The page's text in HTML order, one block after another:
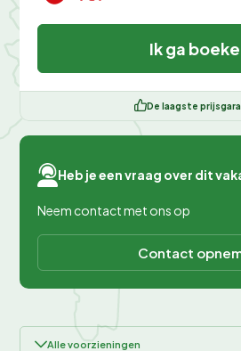
Ik ga
De laagste
Heb je een vraag over dit
Neem contact met ons op
Contact
Alle voorzieningen